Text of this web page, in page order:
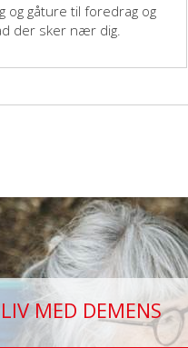
og gåture til foredrag og
der sker nær dig.
MED DEMENS